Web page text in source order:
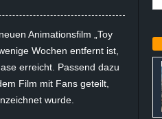
Animationsfilm „Toy
Wochen entfernt ist,
erreicht. Passend dazu
Film mit Fans geteilt,
wurde.